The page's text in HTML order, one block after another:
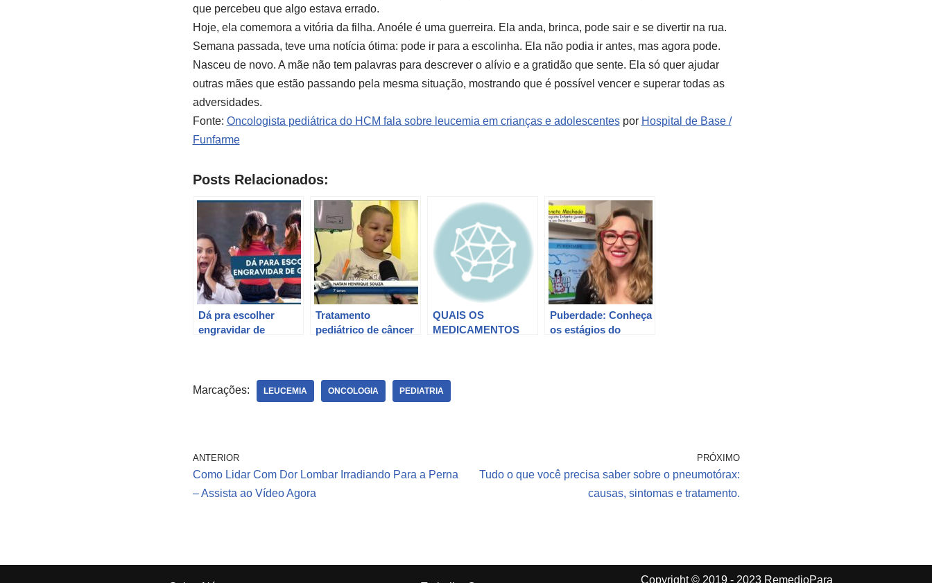
que percebeu que algo estava errado.
Hoje, ela comemora a vitória da filha. Anoéle é uma guerreira. Ela anda, brinca, pode sair e se divertir na rua.
Semana passada, teve uma notícia ótima: pode ir para a escolinha. Ela não podia ir antes, mas agora pode.
Nasceu de novo. A mãe não tem palavras para descrever o alívio e a gratidão que sente. Ela só quer ajudar
outras mães que estão passando pela mesma situação, mostrando que é possível vencer e superar todas as
adversidades.
Fonte: Oncologista pediátrica do HCM fala sobre leucemia em crianças e adolescentespor Hospital de Base /
Funfarme
Posts Relacionados:
Dá pra escolher
engravidar de
Tratamento
pediátrico de câncer
QUAIS OS
MEDICAMENTOS
Puberdade: Conheça
os estágios do
Marcações:
LEUCEMIA ONCOLOGIA PEDIATRIA
ANTERIOR
Como Lidar Com Dor Lombar Irradiando Para a Perna
– Assista ao Vídeo Agora
PRÓXIMO
Tudo o que você precisa saber sobre o pneumotórax:
causas, sintomas e tratamento.
Copyright © 2019 - 2023 RemedioPara